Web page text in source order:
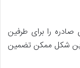
صادره را برای طرفین
شکل ممکن تضمین